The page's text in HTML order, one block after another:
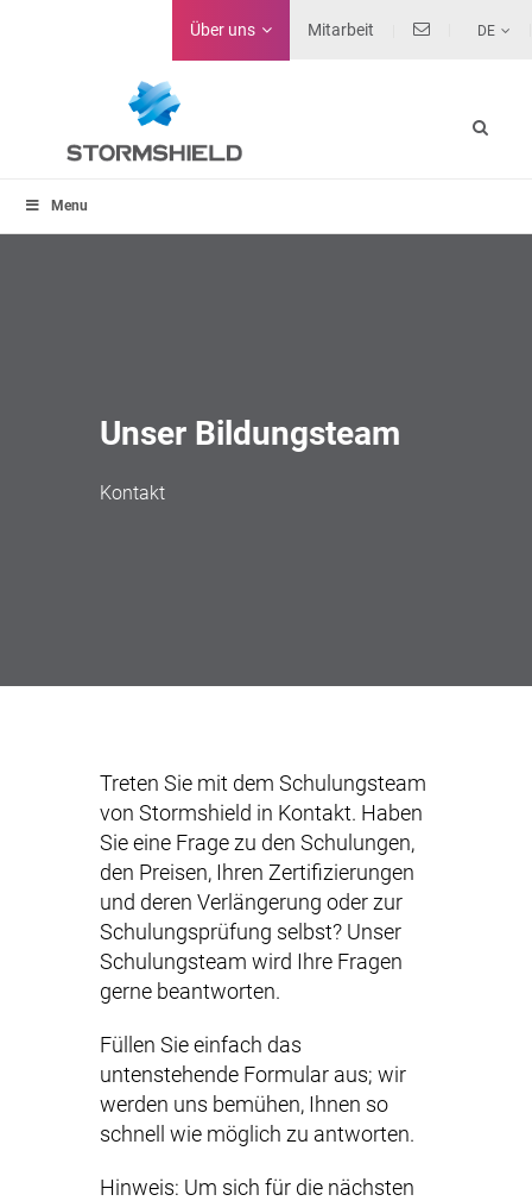
Über uns Mitarbeit DE
Menu
Unser Bildungsteam
Kontakt
Treten Sie mit dem Schulungsteam
von Stormshield in Kontakt. Haben
Sie eine Frage zu den Schulungen,
den Preisen, Ihren Zertifizierungen
und deren Verlängerung oder zur
Schulungsprüfung selbst? Unser
Schulungsteam wird Ihre Fragen
gerne beantworten.
Füllen Sie einfach das
untenstehende Formular aus; wir
werden uns bemühen, Ihnen so
schnell wie möglich zu antworten.
Hinweis: Um sich für die nächsten